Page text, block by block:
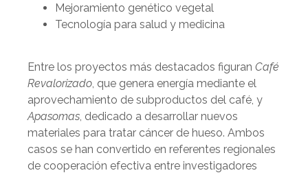
Mejoramiento genético vegetal
Tecnología para salud y medicina
Entre los proyectos más destacados figuran Café
Revalorizado, que genera energía mediante el
aprovechamiento de subproductos del café, y
Apasomas, dedicado a desarrollar nuevos
materiales para tratar cáncer de hueso. Ambos
casos se han convertido en referentes regionales
de cooperación efectiva entre investigadores